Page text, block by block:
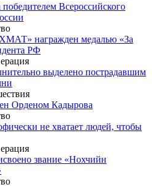
Всероссийского
награжден медалью «За
РФ
выделено пострадавшим
Орденом Кадырова
не хватает людей, чтобы
звание «Нохчийн